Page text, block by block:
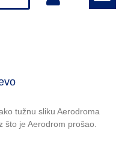
tužnu sliku Aerodroma
je Aerodrom prošao.